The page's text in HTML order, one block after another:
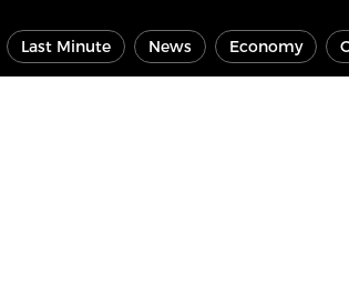
Last Minute News Economy